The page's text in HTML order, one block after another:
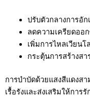
ปรับตัวกลางการอัก
ลดความเครียดออ
เพิ่มการไหลเวียนโ
กระตุ้นการสร้างส
การบำบัดด้วยแสงสีแดงส
เรื้อรังและส่งเสริมให้การ